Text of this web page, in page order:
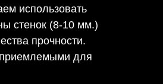
использовать
стенок (8-10 мм.)
прочности.
приемлемыми для